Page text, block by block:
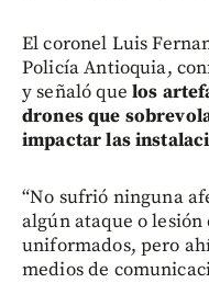
El coronel Luis
Policía Antioquia,
y señaló que los
drones que
impactar las
“No sufrió ninguna
algún ataque o
uniformados, pero
medios de